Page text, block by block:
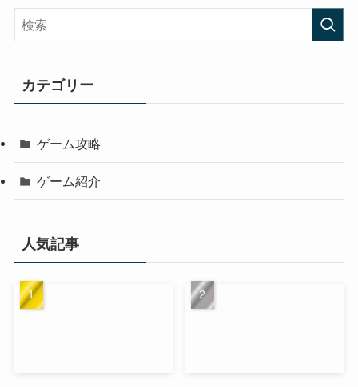
カテゴリー
ゲーム攻略
ゲーム紹介
人気記事